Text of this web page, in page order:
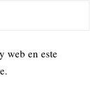
web en este